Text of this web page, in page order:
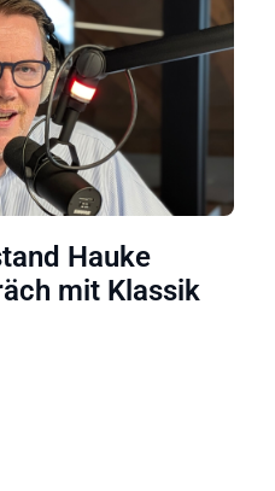
Hauke
mit Klassik